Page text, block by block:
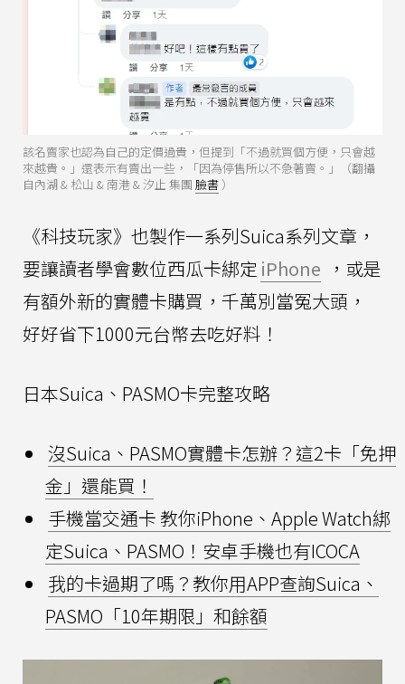
該名賣家也認為自己的定價過貴，但提到「不過就買個方便，只會越
來越貴。」還表示有賣出一些，「因為停售所以不急著賣。」（翻攝
自內湖 & 松山 & 南港 & 汐止 集團 臉書 ）
《科技玩家》也製作一系列Suica系列文章，
要讓讀者學會數位西瓜卡綁定 iPhone ，或是
有額外新的實體卡購買，千萬別當冤大頭，
好好省下1000元台幣去吃好料！
日本Suica、PASMO卡完整攻略
沒Suica、PASMO實體卡怎辦？這2卡「免押
金」還能買！
手機當交通卡 教你iPhone、Apple Watch綁
定Suica、PASMO！安卓手機也有ICOCA
我的卡過期了嗎？教你用APP查詢Suica、
PASMO「10年期限」和餘額